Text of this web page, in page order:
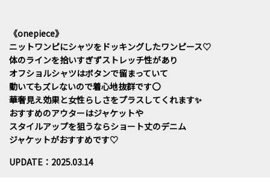
《onepiece》
ニットワンピにシャツをドッキングしたワンピース♡
体のラインを拾いすぎずストレッチ性があり
オフショルシャツはボタンで留まっていて
動いてもズレないので着心地抜群です〇
華奢見え効果と女性らしさをプラスしてくれます✨
おすすめのアウターはジャケットや
スタイルアップを狙うならショート丈のデニム
ジャケットがおすすめです♡
UPDATE：2025.03.14